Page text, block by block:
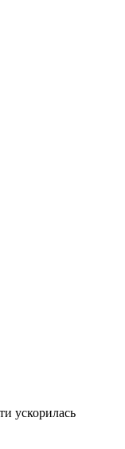
ускорилась